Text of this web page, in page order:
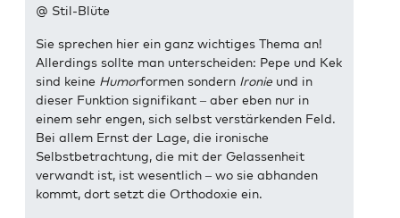
@ Stil-Blüte
Sie sprechen hier ein ganz wichtiges Thema an!
Allerdings sollte man unterscheiden: Pepe und Kek
sind keine Humorformen sondern Ironie und in
dieser Funktion signifikant – aber eben nur in
einem sehr engen, sich selbst verstärkenden Feld.
Bei allem Ernst der Lage, die ironische
Selbstbetrachtung, die mit der Gelassenheit
verwandt ist, ist wesentlich – wo sie abhanden
kommt, dort setzt die Orthodoxie ein.